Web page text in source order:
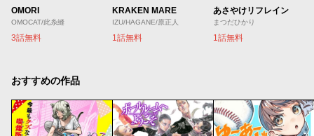
OMORI
OMOCAT/此糸縫
3話無料
KRAKEN MARE
IZU/HAGANE/原正人
1話無料
あさやけリフレイン
まつだひかり
1話無料
おすすめの作品